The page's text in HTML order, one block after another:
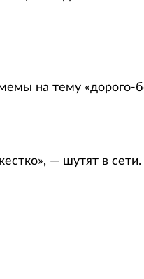
на тему «дорого-
— шутят в сети.